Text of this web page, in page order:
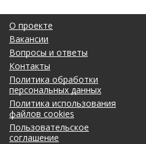
О проекте
Вакансии
Вопросы и ответы
Контакты
Политика обработки
персональных данных
Политика использования
файлов cookies
Пользовательское
соглашение